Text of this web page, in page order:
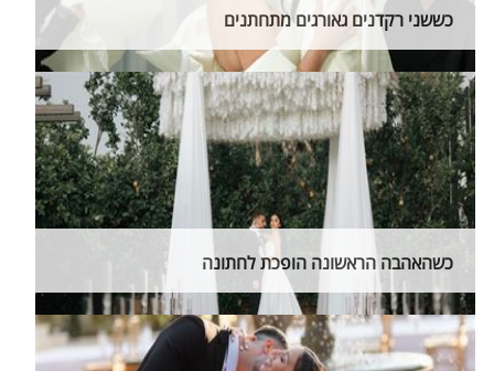
כששני רקדנים גאורגים מתחתנים
כשהאהבה הראשונה הופכת לחתונה